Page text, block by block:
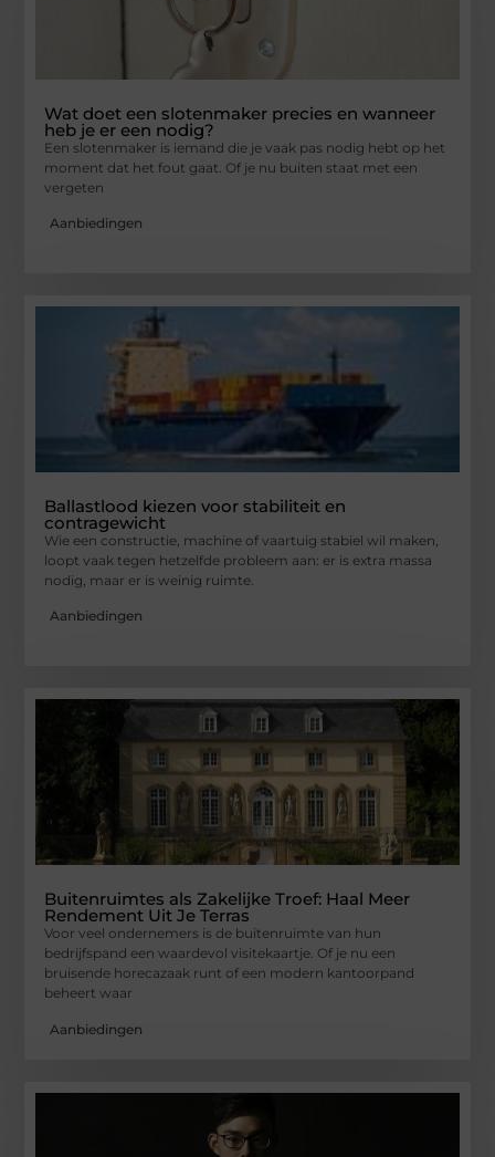
Wat doet een slotenmaker precies en wanneer
heb je er een nodig?
Een slotenmaker is iemand die je vaak pas nodig hebt op het
moment dat het fout gaat. Of je nu buiten staat met een
vergeten
Aanbiedingen
Ballastlood kiezen voor stabiliteit en
contragewicht
Wie een constructie, machine of vaartuig stabiel wil maken,
loopt vaak tegen hetzelfde probleem aan: er is extra massa
nodig, maar er is weinig ruimte.
Aanbiedingen
Buitenruimtes als Zakelijke Troef: Haal Meer
Rendement Uit Je Terras
Voor veel ondernemers is de buitenruimte van hun
bedrijfspand een waardevol visitekaartje. Of je nu een
bruisende horecazaak runt of een modern kantoorpand
beheert waar
Aanbiedingen